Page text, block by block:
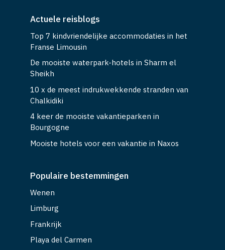
Actuele reisblogs
Top 7 kindvriendelijke accommodaties in het
Franse Limousin
De mooiste waterpark-hotels in Sharm el
Sheikh
10 x de meest indrukwekkende stranden van
Chalkidiki
4 keer de mooiste vakantieparken in
Bourgogne
Mooiste hotels voor een vakantie in Naxos
Populaire bestemmingen
Wenen
Limburg
Frankrijk
Playa del Carmen